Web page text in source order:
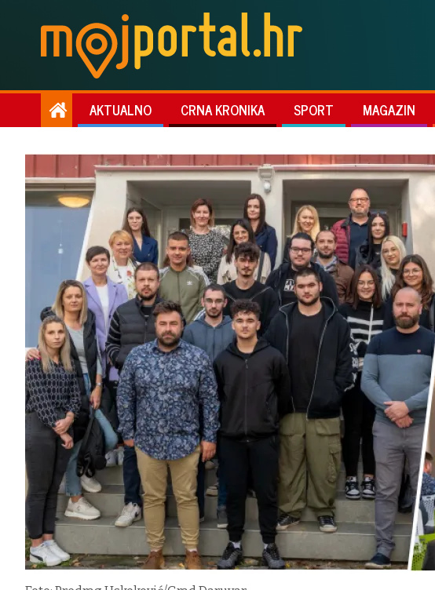
AKTUALNO CRNA KRONIKA SPORT MAGAZIN